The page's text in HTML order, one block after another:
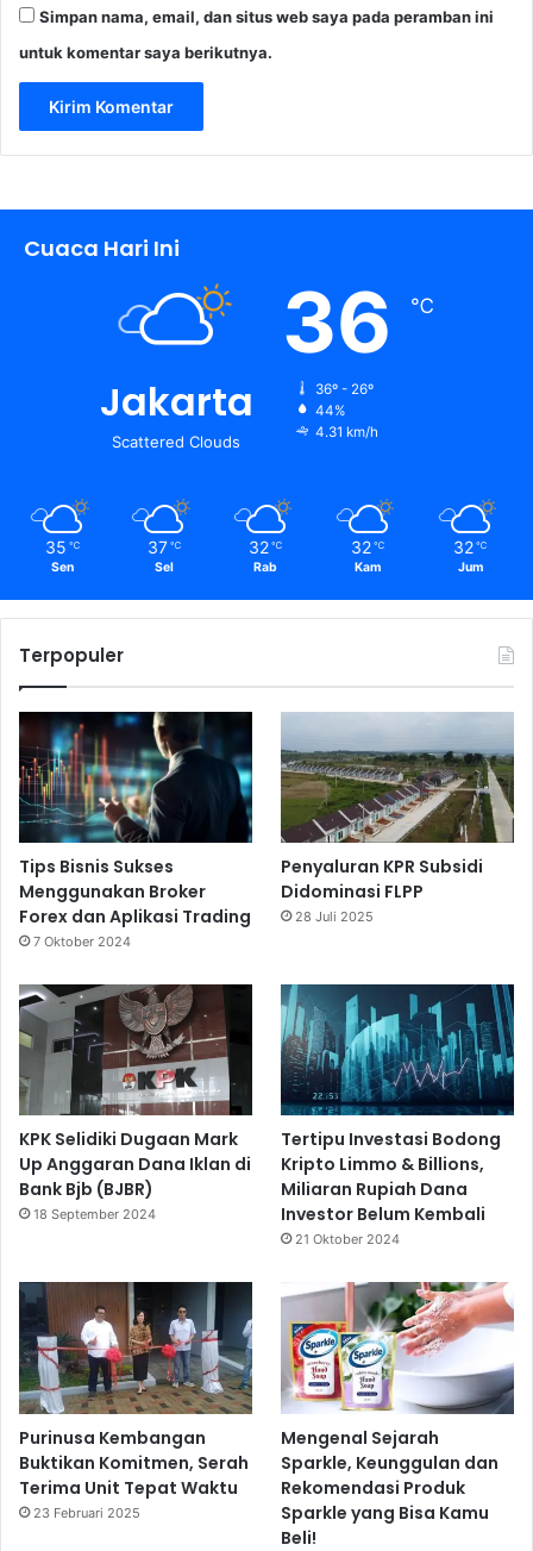
Simpan nama, email, dan situs web saya pada peramban ini
untuk komentar saya berikutnya.
Cuaca Hari Ini
Jakarta
Scattered Clouds
36 ℃
36º - 26º
44%
4.31 km/h
35 ℃
Sen
37 ℃
Sel
32 ℃
Rab
32 ℃
Kam
32 ℃
Jum
Terpopuler
Tips Bisnis Sukses
Menggunakan Broker
Forex dan Aplikasi Trading
7 Oktober 2024
Penyaluran KPR Subsidi
Didominasi FLPP
28 Juli 2025
KPK Selidiki Dugaan Mark
Up Anggaran Dana Iklan di
Bank Bjb (BJBR)
18 September 2024
Tertipu Investasi Bodong
Kripto Limmo & Billions,
Miliaran Rupiah Dana
Investor Belum Kembali
21 Oktober 2024
Purinusa Kembangan
Buktikan Komitmen, Serah
Terima Unit Tepat Waktu
23 Februari 2025
Mengenal Sejarah
Sparkle, Keunggulan dan
Rekomendasi Produk
Sparkle yang Bisa Kamu
Beli!